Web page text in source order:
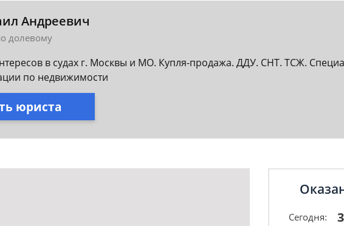
Андреевич
долевому
в судах г. Москвы и МО. Купля-продажа. ДДУ. СНТ. ТСЖ.
по недвижимости
юриста
Сегодня: